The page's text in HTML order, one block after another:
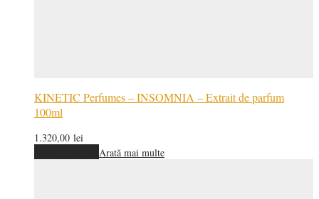
KINETIC Perfumes – INSOMNIA – Extrait de parfum
100ml
1.320,00 lei
Arată mai multe